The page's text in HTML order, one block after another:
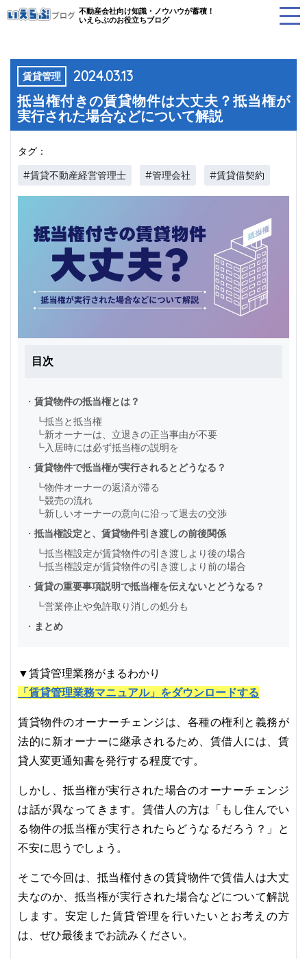
不動産会社向け知識・ノウハウが蓄積！
いえらぶのお役立ちブログ
賃貸管理 2024.03.13
抵当権付きの賃貸物件は大丈夫？抵当権が
実行された場合などについて解説
タグ：
#賃貸不動産経営管理士 #管理会社 #賃貸借契約
目次
・ 賃貸物件の抵当権とは？
┗抵当と抵当権
┗新オーナーは、立退きの正当事由が不要
┗入居時には必ず抵当権の説明を
・ 賃貸物件で抵当権が実行されるとどうなる？
┗物件オーナーの返済が滞る
┗競売の流れ
┗新しいオーナーの意向に沿って退去の交渉
・ 抵当権設定と、賃貸物件引き渡しの前後関係
┗抵当権設定が賃貸物件の引き渡しより後の場合
┗抵当権設定が賃貸物件の引き渡しより前の場合
・ 賃貸の重要事項説明で抵当権を伝えないとどうなる？
┗営業停止や免許取り消しの処分も
・ まとめ
▼賃貸管理業務がまるわかり
「賃貸管理業務マニュアル」をダウンロードする
賃貸物件のオーナーチェンジは、各種の権利と義務が
法的に新オーナーに継承されるため、賃借人には、賃
貸人変更通知書を発行する程度です。
しかし、抵当権が実行された場合のオーナーチェンジ
は話が異なってきます。賃借人の方は「もし住んでい
る物件の抵当権が実行されたらどうなるだろう？」と
不安に思うでしょう。
そこで今回は、抵当権付きの賃貸物件で賃借人は大丈
夫なのか、抵当権が実行された場合などについて解説
します。安定した賃貸管理を行いたいとお考えの方
は、ぜひ最後までお読みください。